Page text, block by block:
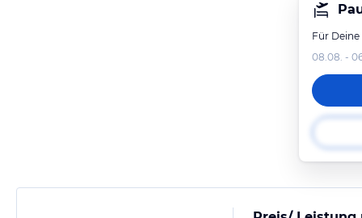
Für
08.08. -